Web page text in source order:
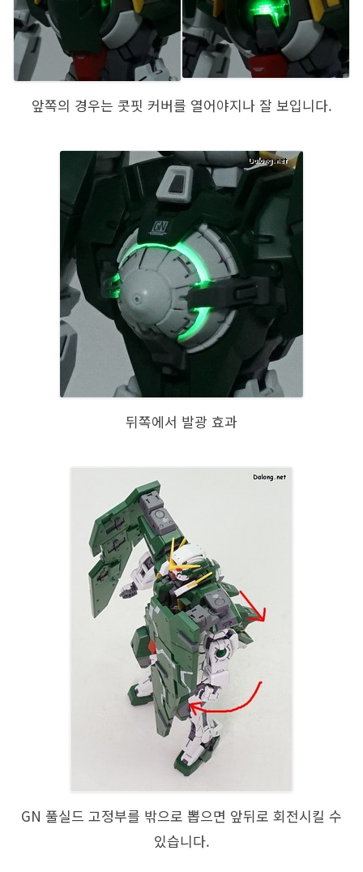
앞쪽의 경우는 콧핏 커버를 열어야지나 잘 보입니다.
뒤쪽에서 발광 효과
GN 풀실드 고정부를 밖으로 뽑으면 앞뒤로 회전시킬 수
있습니다.